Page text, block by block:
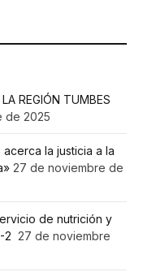
REGIÓN TUMBES
de 2025
la justicia a la
27 de noviembre de
de nutrición y
2 27 de noviembre